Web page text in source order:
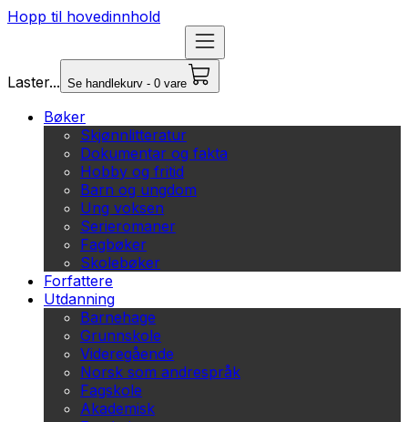
Hopp til hovedinnhold
Laster... Se handlekurv - 0 vare
Bøker
Skjønnlitteratur
Dokumentar og fakta
Hobby og fritid
Barn og ungdom
Ung voksen
Serieromaner
Fagbøker
Skolebøker
Forfattere
Utdanning
Barnehage
Grunnskole
Videregående
Norsk som andrespråk
Fagskole
Akademisk